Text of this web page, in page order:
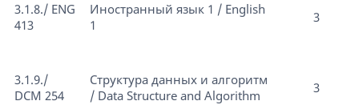
3.1.8./ ENG
413
Иностранный язык 1 / English
1
3
3.1.9./
DCM 254
Структура данных и алгоритм
/ Data Structure and Algorithm
3